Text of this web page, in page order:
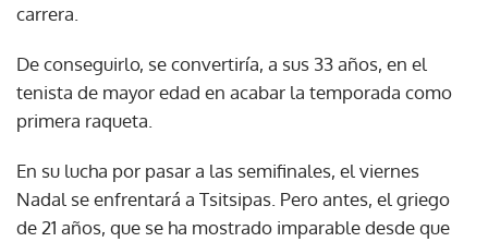
carrera.
De conseguirlo, se convertiría, a sus 33 años, en el
tenista de mayor edad en acabar la temporada como
primera raqueta.
En su lucha por pasar a las semifinales, el viernes
Nadal se enfrentará a Tsitsipas. Pero antes, el griego
de 21 años, que se ha mostrado imparable desde que